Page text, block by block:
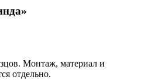
Монтаж, материал и
отдельно.